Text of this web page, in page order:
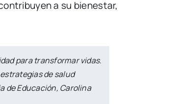
a su bienestar,
para transformar vidas.
de salud
de Educación, Carolina